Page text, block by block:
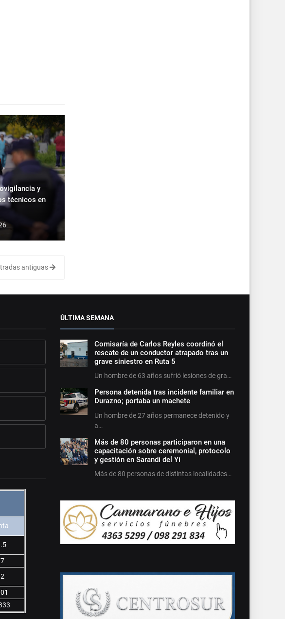
y
técnicos en
antiguas
ÚLTIMA SEMANA
Comisaría de Carlos Reyles coordinó el
rescate de un conductor atrapado tras un
grave siniestro en Ruta 5
Un hombre de 63 años sufrió lesiones de gra…
Persona detenida tras incidente familiar en
Durazno; portaba un machete
Un hombre de 27 años permanece detenido y
a…
Más de 80 personas participaron en una
capacitación sobre ceremonial, protocolo
y gestión en Sarandí del Yí
Más de 80 personas de distintas localidades…